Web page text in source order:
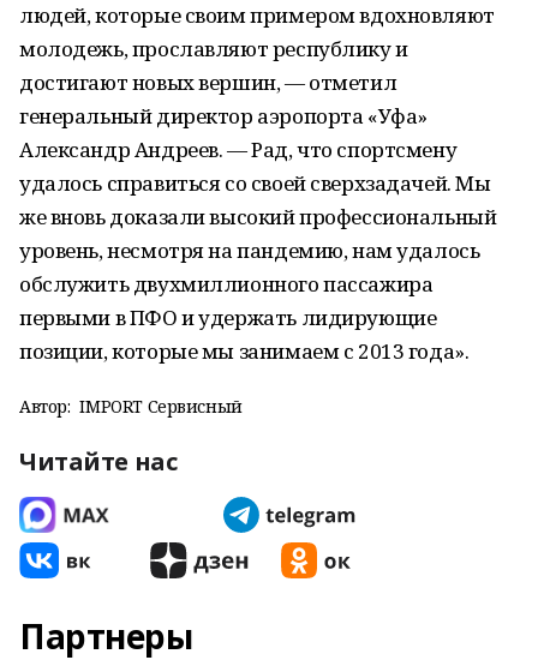
людей, которые своим примером вдохновляют
молодежь, прославляют республику и
достигают новых вершин, — отметил
генеральный директор аэропорта «Уфа»
Александр Андреев. — Рад, что спортсмену
удалось справиться со своей сверхзадачей. Мы
же вновь доказали высокий профессиональный
уровень, несмотря на пандемию, нам удалось
обслужить двухмиллионного пассажира
первыми в ПФО и удержать лидирующие
позиции, которые мы занимаем с 2013 года».
Автор: IMPORT Сервисный
Читайте нас
Партнеры